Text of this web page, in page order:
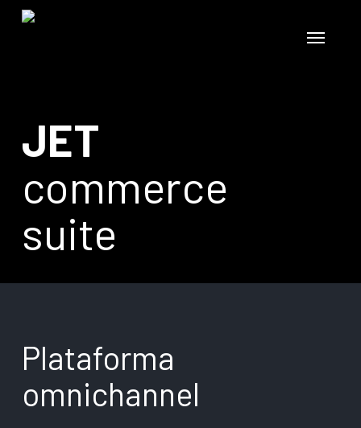
Skip
Menu
JET
commerce
suite
Plataforma
omnichannel